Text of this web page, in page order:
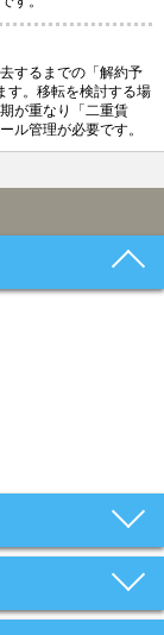
するまでの「解約予
す。移転を検討する場
が重なり「二重賃
ル管理が必要です。